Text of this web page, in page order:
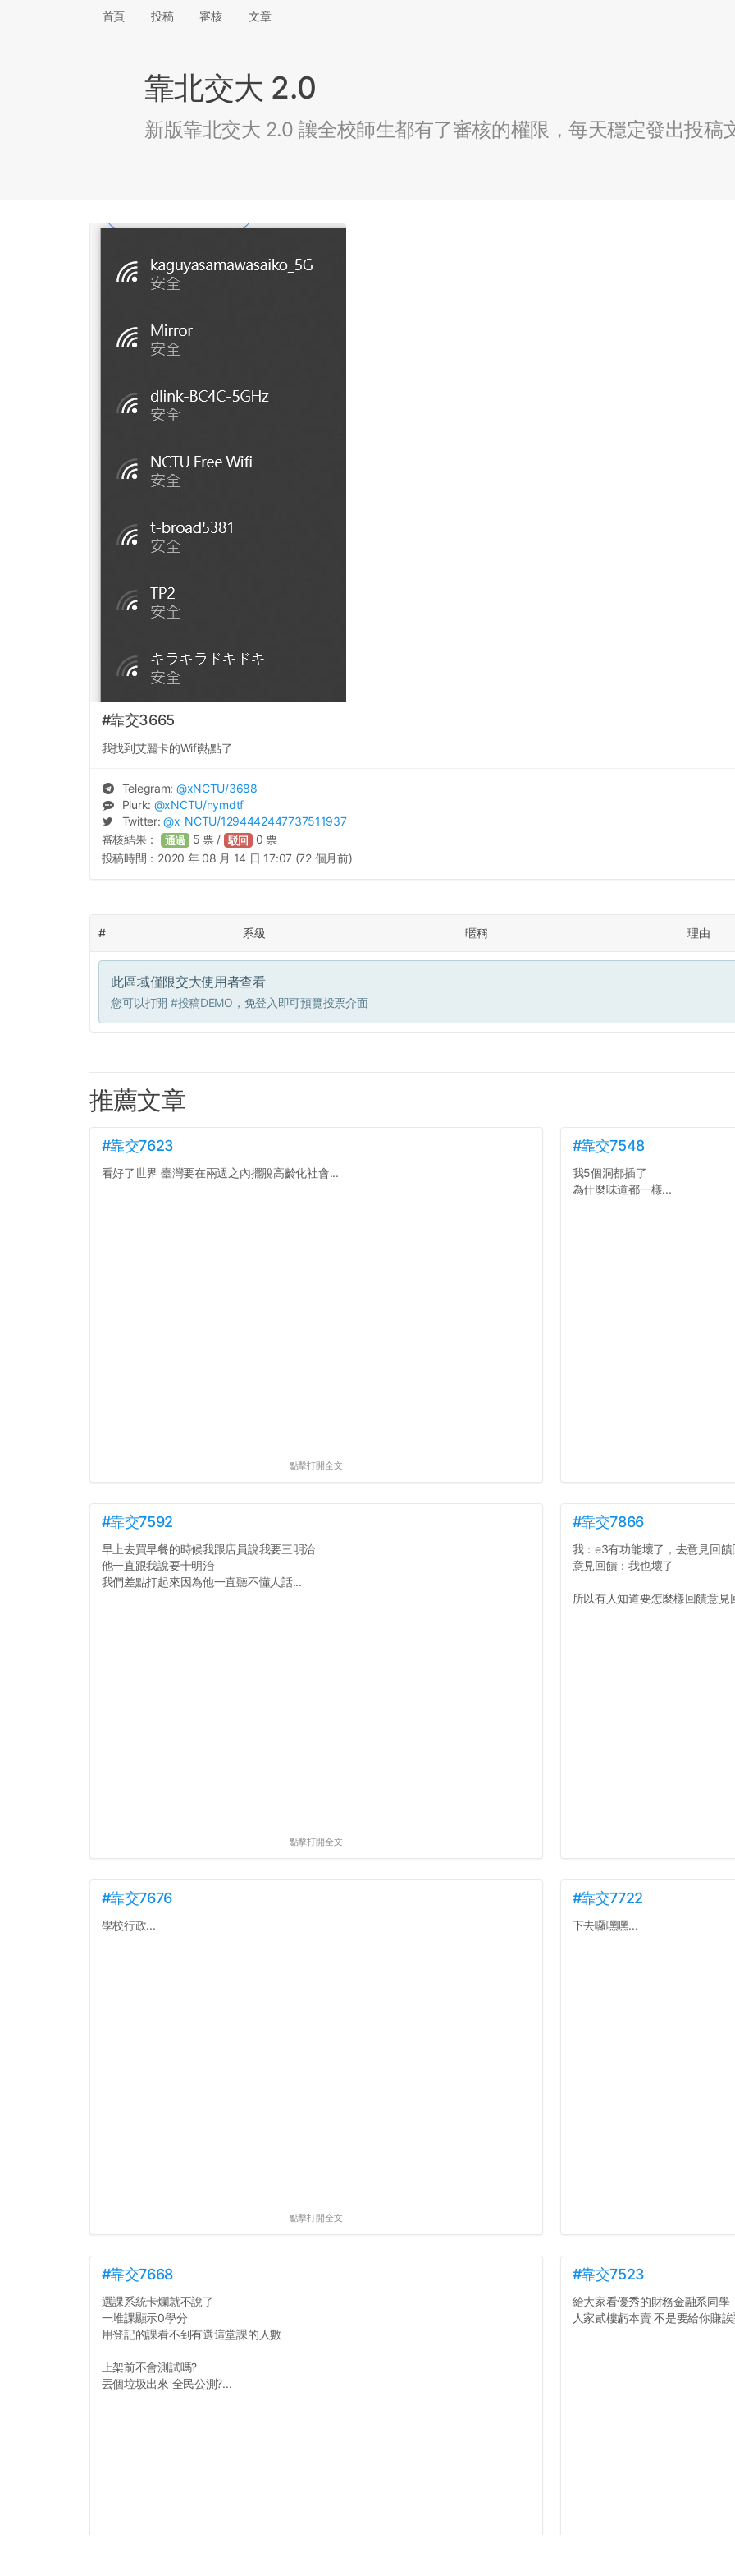
首頁 投稿 審核 文章
靠北交大 2.0
新版靠北交大 2.0 讓全校師生都有了審核的權限，每天穩定發出投稿
#靠交3665
我找到艾麗卡的Wifi熱點了
Telegram: @xNCTU/3688
Plurk: @xNCTU/nymdtf
Twitter:@x_NCTU/1294442447737511937
審核結果： 通過 5 票 / 駁回 0 票
投稿時間： 2020 年 08 月 14 日 17:07 (72 個月前)
# 系級 暱稱 理由
此區域僅限交大使用者查看
您可以打開 #投稿DEMO ，免登入即可預覽投票介面
推薦文章
#靠交7623
看好了世界 臺灣要在兩週之內擺脫高齡化社會...
點擊打開全文
#靠交7548
我5個洞都插了
為什麼味道都一樣...
#靠交7592
早上去買早餐的時候我跟店員說我要三明治
他一直跟我說要十明治
我們差點打起來因為他一直聽不懂人話...
點擊打開全文
#靠交7866
我：e3有功能壞了，去意見回饋
意見回饋：我也壞了
所以有人知道要怎麼樣回饋意見
#靠交7676
學校行政...
點擊打開全文
#靠交7722
下去囉嘿嘿...
#靠交7668
選課系統卡爛就不說了
一堆課顯示0學分
用登記的課看不到有選這堂課的人數
上架前不會測試嗎?
丟個垃圾出來 全民公測?...
#靠交7523
給大家看優秀的財務金融系同學
人家貳樓虧本賣 不是要給你賺誒